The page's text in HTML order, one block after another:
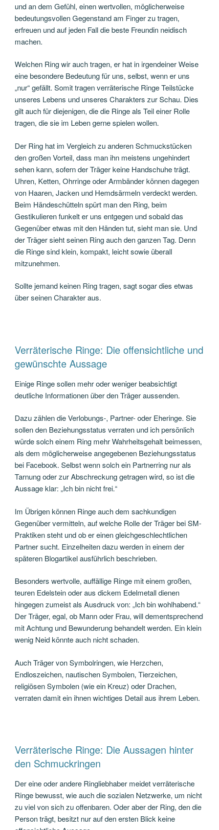
und an dem Gefühl, einen wertvollen, möglicherweise
bedeutungsvollen Gegenstand am Finger zu tragen,
erfreuen und auf jeden Fall die beste Freundin neidisch
machen.
Welchen Ring wir auch tragen, er hat in irgendeiner Weise
eine besondere Bedeutung für uns, selbst, wenn er uns
„nur“ gefällt. Somit tragen verräterische Ringe Teilstücke
unseres Lebens und unseres Charakters zur Schau. Dies
gilt auch für diejenigen, die die Ringe als Teil einer Rolle
tragen, die sie im Leben gerne spielen wollen.
Der Ring hat im Vergleich zu anderen Schmuckstücken
den großen Vorteil, dass man ihn meistens ungehindert
sehen kann, sofern der Träger keine Handschuhe trägt.
Uhren, Ketten, Ohrringe oder Armbänder können dagegen
von Haaren, Jacken und Hemdsärmeln verdeckt werden.
Beim Händeschütteln spürt man den Ring, beim
Gestikulieren funkelt er uns entgegen und sobald das
Gegenüber etwas mit den Händen tut, sieht man sie. Und
der Träger sieht seinen Ring auch den ganzen Tag. Denn
die Ringe sind klein, kompakt, leicht sowie überall
mitzunehmen.
Sollte jemand keinen Ring tragen, sagt sogar dies etwas
über seinen Charakter aus.
Verräterische Ringe: Die offensichtliche und
gewünschte Aussage
Einige Ringe sollen mehr oder weniger beabsichtigt
deutliche Informationen über den Träger aussenden.
Dazu zählen die Verlobungs-, Partner- oder Eheringe. Sie
sollen den Beziehungsstatus verraten und ich persönlich
würde solch einem Ring mehr Wahrheitsgehalt beimessen,
als dem möglicherweise angegebenen Beziehungsstatus
bei Facebook. Selbst wenn solch ein Partnerring nur als
Tarnung oder zur Abschreckung getragen wird, so ist die
Aussage klar: „Ich bin nicht frei.“
Im Übrigen können Ringe auch dem sachkundigen
Gegenüber vermitteln, auf welche Rolle der Träger bei SM-
Praktiken steht und ob er einen gleichgeschlechtlichen
Partner sucht. Einzelheiten dazu werden in einem der
späteren Blogartikel ausführlich beschrieben.
Besonders wertvolle, auffällige Ringe mit einem großen,
teuren Edelstein oder aus dickem Edelmetall dienen
hingegen zumeist als Ausdruck von: „Ich bin wohlhabend.“
Der Träger, egal, ob Mann oder Frau, will dementsprechend
mit Achtung und Bewunderung behandelt werden. Ein klein
wenig Neid könnte auch nicht schaden.
Auch Träger von Symbolringen, wie Herzchen,
Endloszeichen, nautischen Symbolen, Tierzeichen,
religiösen Symbolen (wie ein Kreuz) oder Drachen,
verraten damit ein ihnen wichtiges Detail aus ihrem Leben.
Verräterische Ringe: Die Aussagen hinter
den Schmuckringen
Der eine oder andere Ringliebhaber meidet verräterische
Ringe bewusst, wie auch die sozialen Netzwerke, um nicht
zu viel von sich zu offenbaren. Oder aber der Ring, den die
Person trägt, besitzt nur auf den ersten Blick keine